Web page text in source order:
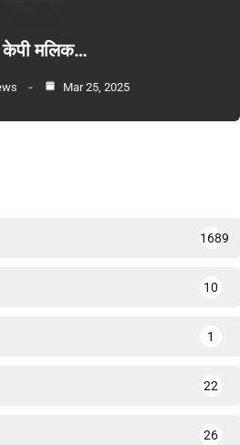
केपी मलिक…
Mar 25, 2025
1689
10
1
22
26